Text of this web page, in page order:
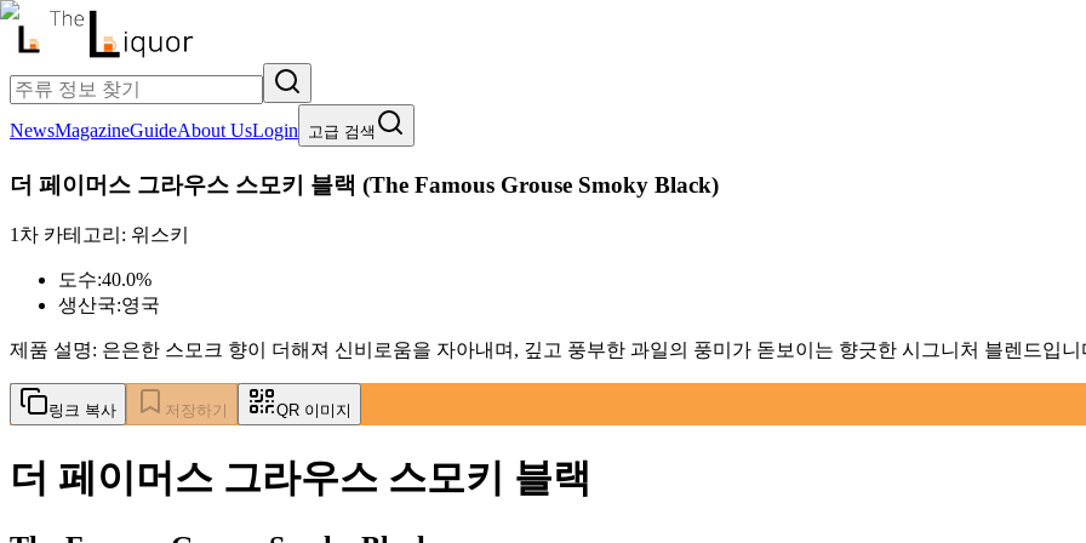
NewsMagazineGuideAbout UsLogin 고급 검색
더 페이머스 그라우스 스모키 블랙 (The Famous Grouse Smoky Black)
1차 카테고리: 위스키
도수:40.0%
생산국:영국
제품 설명: 은은한 스모크 향이 더해져 신비로움을 자아내며, 깊고 풍부한 과일의 풍미가 돋보이는 향긋한 시그니처 블렌드입니
링크 복사 저장하기 QR 이미지
더 페이머스 그라우스 스모키 블랙